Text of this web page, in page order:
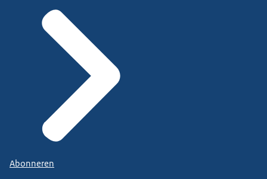
Abonneren